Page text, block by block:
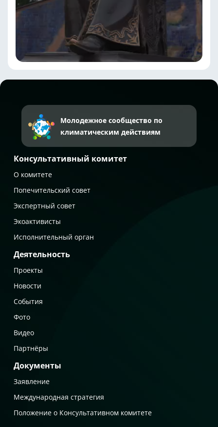
Молодежное сообщество по
климатическим действиям
Консультативный комитет
О комитете
Попечительский совет
Экспертный совет
Экоактивисты
Исполнительный орган
Деятельность
Проекты
Новости
События
Фото
Видео
Партнёры
Документы
Заявление
Международная стратегия
Положение о Консультативном комитете